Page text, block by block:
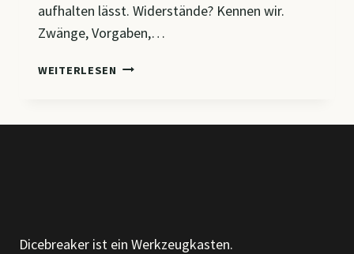
aufhalten lässt. Widerstände? Kennen wir.
Zwänge, Vorgaben,…
WEITERLESEN STORYTELLING
Dicebreaker ist ein Werkzeugkasten.